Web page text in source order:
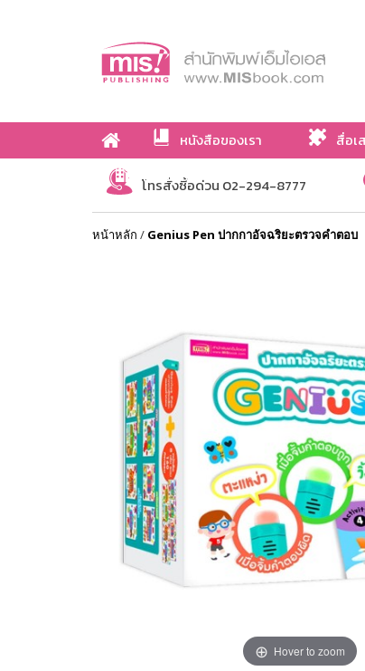
หนังสือของเรา สื่อเ
เกี่ยวกับเรา
โทรสั่งซื้อด่วน 02-294-8777
หน้าหลัก / Genius Pen ปากกาอัจฉริยะตรวจคำตอบ
Hover to zoom